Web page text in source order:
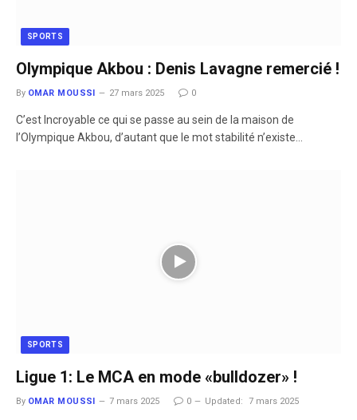
SPORTS
Olympique Akbou : Denis Lavagne remercié !
By OMAR MOUSSI 27 mars 2025 0
C’est Incroyable ce qui se passe au sein de la maison de
l’Olympique Akbou, d’autant que le mot stabilité n’existe…
SPORTS
Ligue 1: Le MCA en mode «bulldozer» !
By OMAR MOUSSI 7 mars 2025 0 Updated: 7 mars 2025